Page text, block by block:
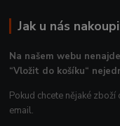
Jak u nás
Na našem webu
“Vložit do košíku“
Pokud chcete nějaké
email.